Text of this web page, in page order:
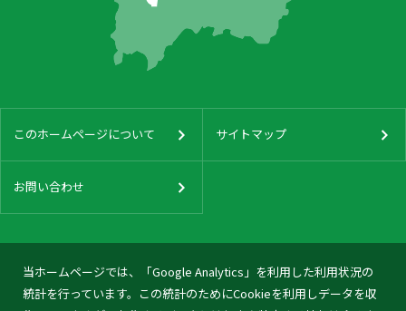
当ホームページでは、「Google Analytics」を利用した利用状況の
統計を行っています。この統計のためにCookieを利用しデータを収
このホームページについて サイトマップ
お問い合わせ